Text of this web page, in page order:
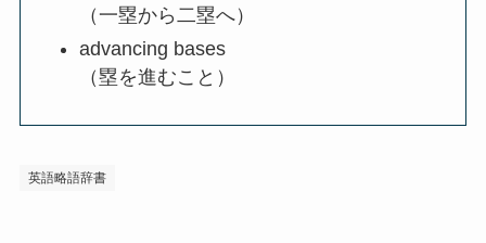
（一塁から二塁へ）
advancing bases
（塁を進むこと）
英語略語辞書